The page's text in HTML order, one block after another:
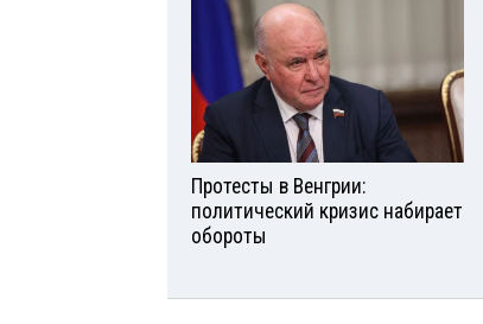
Протесты в Венгрии:
политический кризис набирает
обороты